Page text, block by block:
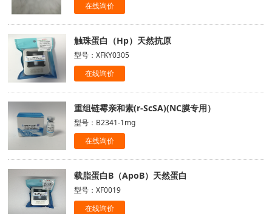
在线询价
触珠蛋白（Hp）天然抗原
型号：XFKY0305
在线询价
重组链霉亲和素(r-ScSA)(NC膜专用）
型号：B2341-1mg
在线询价
载脂蛋白B（ApoB）天然蛋白
型号：XF0019
在线询价